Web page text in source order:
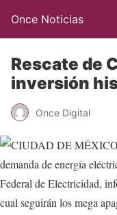
Once Noticias
Rescate de
inversión
Once Digital